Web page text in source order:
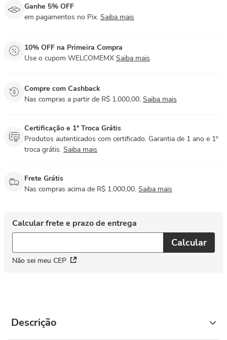
Ganhe 5% OFF
em pagamentos no Pix. Saiba mais
10% OFF na Primeira Compra
Use o cupom WELCOMEMX Saiba mais
Compre com Cashback
Nas compras a partir de R$ 1.000,00. Saiba mais
Certificação e 1° Troca Grátis
Produtos autenticados com certificado. Garantia de 1 ano e 1º
troca grátis. Saiba mais
Frete Grátis
Nas compras acima de R$ 1.000,00. Saiba mais
Não sei meu CEP
Descrição